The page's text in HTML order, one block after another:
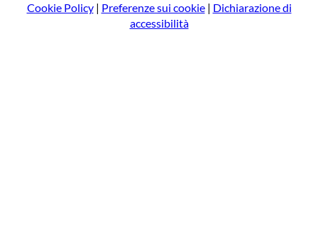
Cookie Policy| Preferenze sui cookie| Dichiarazione di
accessibilità